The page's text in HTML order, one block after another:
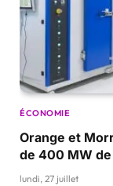
ÉCONOMIE
Orange et
de 400 MW
lundi, 27 juillet